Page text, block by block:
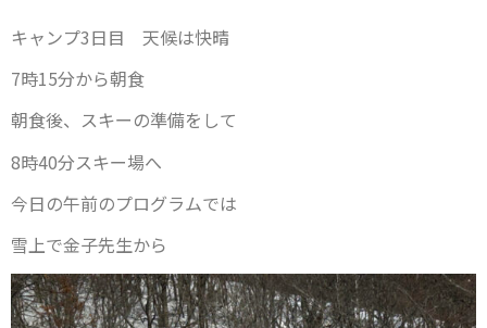
キャンプ3日目 天候は快晴
7時15分から朝食
朝食後、スキーの準備をして
8時40分スキー場へ
今日の午前のプログラムでは
雪上で金子先生から